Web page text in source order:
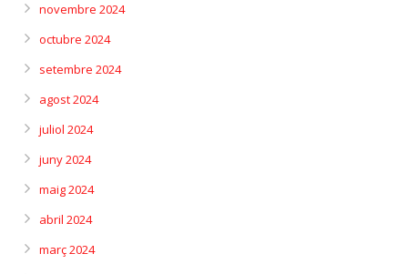
novembre 2024
octubre 2024
setembre 2024
agost 2024
juliol 2024
juny 2024
maig 2024
abril 2024
març 2024